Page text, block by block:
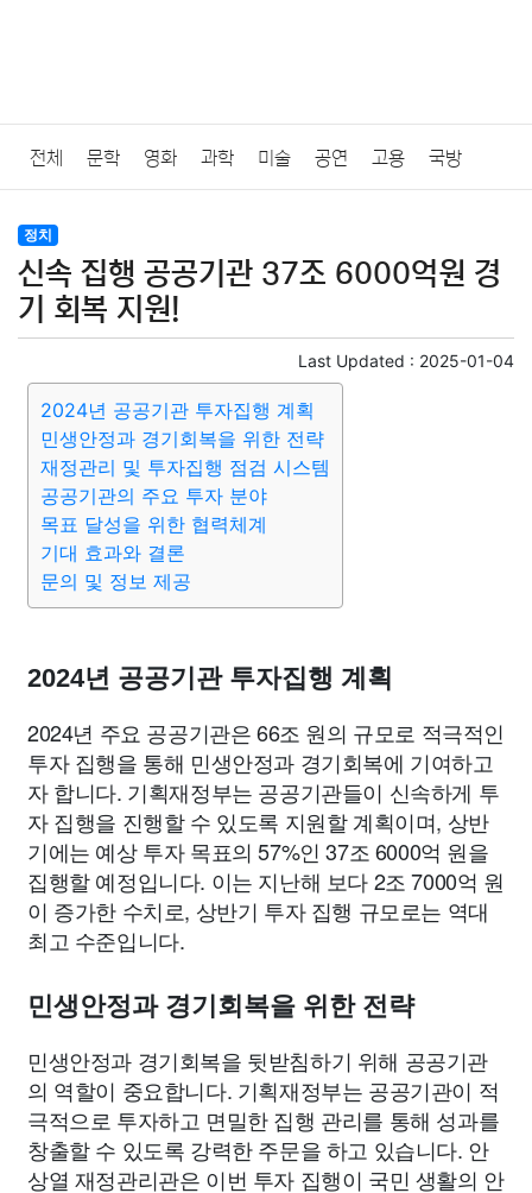
전체 문학 영화 과학 미술 공연 고용 국방
법률
질병 가요 방송 일상 주식 암호화폐 블록체인
미용 증권 인테리어
요리 상품리뷰 원예 금융 게임
대출 자동차 취미 여행 맛집
종교 사회 정치
부동산 외국어 교육 교통 생활
정치
신속 집행 공공기관 37조 6000억원 경
기 회복 지원!
Last Updated : 2025-01-04
2024년 공공기관 투자집행 계획
민생안정과 경기회복을 위한 전략
재정관리 및 투자집행 점검 시스템
공공기관의 주요 투자 분야
목표 달성을 위한 협력체계
기대 효과와 결론
문의 및 정보 제공
2024년 공공기관 투자집행 계획
2024년 주요 공공기관은 66조 원의 규모로 적극적인
투자 집행을 통해 민생안정과 경기회복에 기여하고
자 합니다. 기획재정부는 공공기관들이 신속하게 투
자 집행을 진행할 수 있도록 지원할 계획이며, 상반
기에는 예상 투자 목표의 57%인 37조 6000억 원을
집행할 예정입니다. 이는 지난해 보다 2조 7000억 원
이 증가한 수치로, 상반기 투자 집행 규모로는 역대
최고 수준입니다.
민생안정과 경기회복을 위한 전략
민생안정과 경기회복을 뒷받침하기 위해 공공기관
의 역할이 중요합니다. 기획재정부는 공공기관이 적
극적으로 투자하고 면밀한 집행 관리를 통해 성과를
창출할 수 있도록 강력한 주문을 하고 있습니다. 안
상열 재정관리관은 이번 투자 집행이 국민 생활의 안